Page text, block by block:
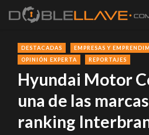
DESTACADAS EMPRESAS Y
OPINIÓN EXPERTA
REPORTAJES
Hyundai Motor
una de las
ranking